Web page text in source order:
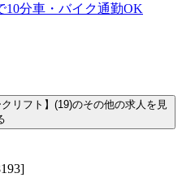
10分車・バイク通勤OK
リフト】(19)のその他の求人を見